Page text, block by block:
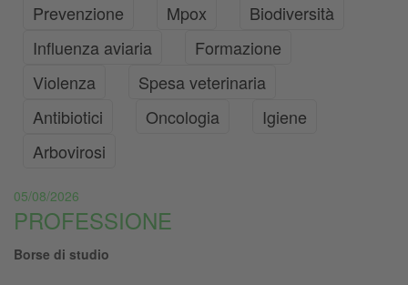
Prevenzione
Mpox
Biodiversità
Influenza aviaria
Formazione
Violenza
Spesa veterinaria
Antibiotici
Oncologia
Igiene
Arbovirosi
05/08/2026
PROFESSIONE
Borse di studio